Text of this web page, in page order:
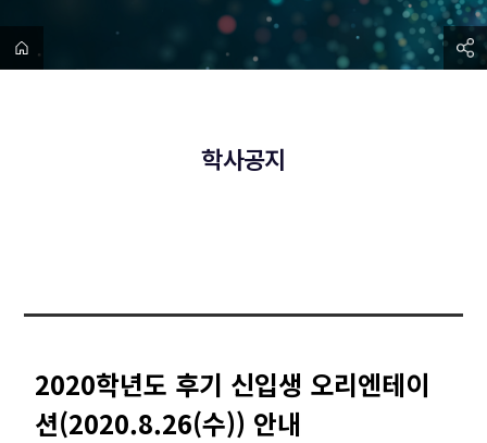
학사공지
2020학년도 후기 신입생 오리엔테이
션(2020.8.26(수)) 안내